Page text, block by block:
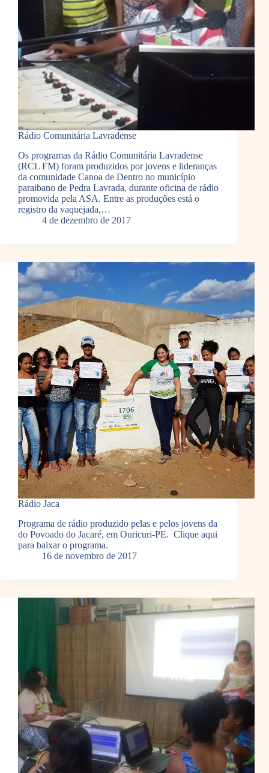
Rádio Comunitária Lavradense
Os programas da Rádio Comunitária Lavradense
(RCL FM) foram produzidos por jovens e lideranças
da comunidade Canoa de Dentro no município
paraibano de Pedra Lavrada, durante oficina de rádio
promovida pela ASA. Entre as produções está o
registro da vaquejada,…
4 de dezembro de 2017
Rádio Jaca
Programa de rádio produzido pelas e pelos jovens da
do Povoado do Jacaré, em Ouricuri-PE. Clique aqui
para baixar o programa.
16 de novembro de 2017